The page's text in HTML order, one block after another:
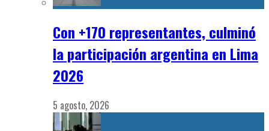
Con +170 representantes, culminó
la participación argentina en Lima
2026
5 agosto, 2026